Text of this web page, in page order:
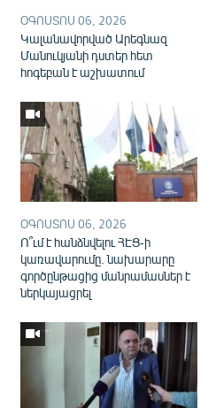
ՕԳՈՍՏՈՍ 06, 2026
Կալանավորված Արեգնազ
Մանուկյանի դստեր հետ
հոգեբան է աշխատում
ՕԳՈՍՏՈՍ 06, 2026
Ո՞ւմ է հանձնվելու ՀԷՑ-ի
կառավարումը. նախարարը
գործընթացից մանրամասներ է
ներկայացրել